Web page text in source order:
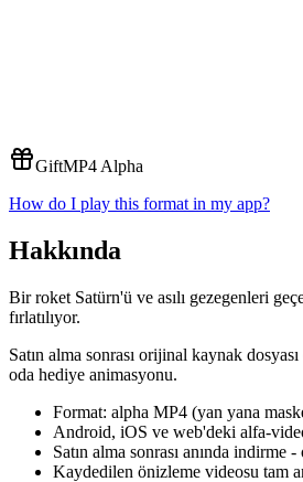
GiftMP4 Alpha
How do I play this format in my app?
Hakkında
Bir roket Satürn'ü ve asılı gezegenleri
fırlatılıyor.
Satın alma sonrası orijinal kaynak
oda hediye animasyonu.
Format: alpha MP4 (yan yana
Android, iOS ve web'deki alfa-
Satın alma sonrası anında
Kaydedilen önizleme videosu tam